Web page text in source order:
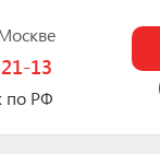
13
по РФ